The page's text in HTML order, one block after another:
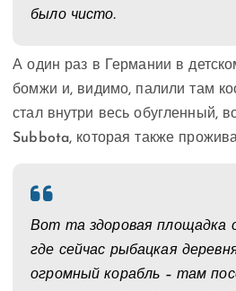
было чисто.
А один раз в Германии в
бомжи и, видимо, палили там
стал внутри весь обугленный,
Subbota, которая также
Вот та здоровая площадка
где сейчас рыбацкая
огромный корабль – там